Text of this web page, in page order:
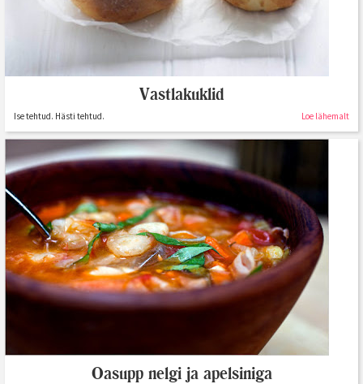
Vastlakuklid
Ise tehtud. Hästi tehtud. Loe lähemalt
Oasupp nelgi ja apelsiniga